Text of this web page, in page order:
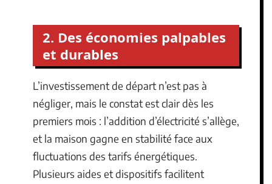
2. Des économies palpables
et durables
L’investissement de départ n’est pas à
négliger, mais le constat est clair dès les
premiers mois : l’addition d’électricité s’allège,
et la maison gagne en stabilité face aux
fluctuations des tarifs énergétiques.
Plusieurs aides et dispositifs facilitent